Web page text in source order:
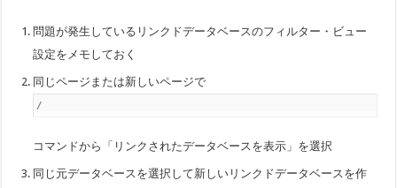
問題が発生しているリンクドデータベースのフィルター・ビュー
設定をメモしておく
同じページまたは新しいページで
/
コマンドから「リンクされたデータベースを表示」を選択
同じ元データベースを選択して新しいリンクドデータベースを作